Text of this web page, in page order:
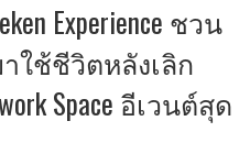
Experience ชวน
ใช้ชีวิตหลังเลิก
Space อีเวนต์สุด